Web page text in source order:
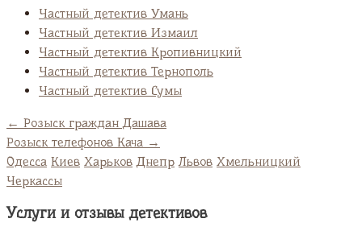
Частный детектив Умань
Частный детектив Измаил
Частный детектив Кропивницкий
Частный детектив Тернополь
Частный детектив Сумы
← Розыск граждан Дашава
Розыск телефонов Кача →
Одесса Киев Харьков Днепр Львов Хмельницкий
Черкассы
Услуги и отзывы детективов